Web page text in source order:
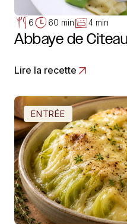
6 60 min 4 min
Abbaye de
Lire la recette
ENTRÉE